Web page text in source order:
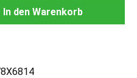
gewünschten
In den Warenkorb